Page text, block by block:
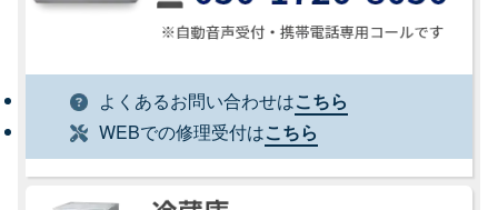
よくあるお問い合わせはこちら
WEBでの修理受付はこちら